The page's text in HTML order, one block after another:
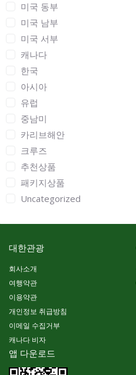
미국 동부
미국 남부
미국 서부
캐나다
한국
아시아
유럽
중남미
카리브해안
크루즈
추천상품
패키지상품
Uncategorized
대한관광
회사소개
여행약관
이용약관
개인정보 취급방침
이메일 수집거부
캐나다 비자
앱 다운로드